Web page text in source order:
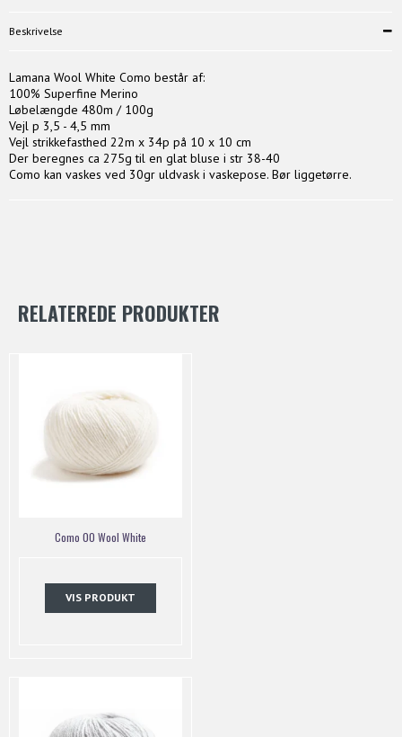
Beskrivelse
Lamana Wool White Como består af:
100% Superfine Merino
Løbelængde 480m / 100g
Vejl p 3,5 - 4,5 mm
Vejl strikkefasthed 22m x 34p på 10 x 10 cm
Der beregnes ca 275g til en glat bluse i str 38-40
Como kan vaskes ved 30gr uldvask i vaskepose. Bør liggetørre.
RELATEREDE PRODUKTER
Como 00 Wool White
VIS PRODUKT